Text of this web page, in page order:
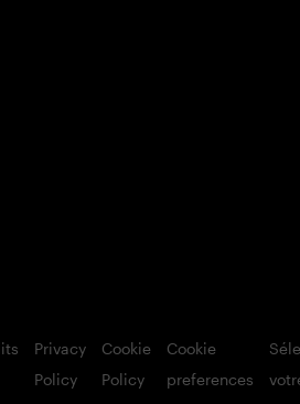
Privacy
Policy
Cookie
Policy
Cookie
preferences